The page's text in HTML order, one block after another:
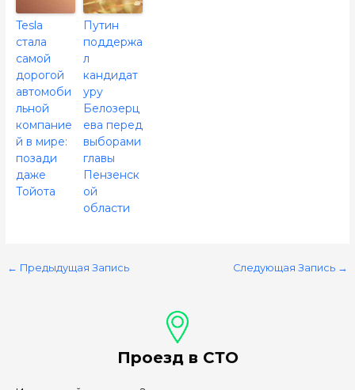
Tesla
стала
самой
дорогой
автомоби
льной
компание
й в мире:
позади
даже
Тойота
Путин
поддержа
л
кандидат
уру
Белозерц
ева перед
выборами
главы
Пензенск
ой
области
← Предыдущая Запись Следующая Запись →
Проезд в СТО